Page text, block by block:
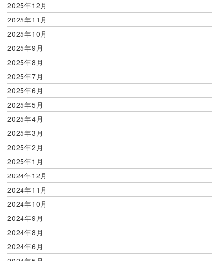
2025年12月
2025年11月
2025年10月
2025年9月
2025年8月
2025年7月
2025年6月
2025年5月
2025年4月
2025年3月
2025年2月
2025年1月
2024年12月
2024年11月
2024年10月
2024年9月
2024年8月
2024年6月